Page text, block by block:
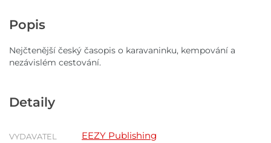
Popis
Nejčtenější český časopis o karavaninku, kempování a
nezávislém cestování.
Detaily
VYDAVATEL EEZY Publishing